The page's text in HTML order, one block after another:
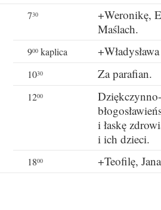
730
+Weronikę,
Maślach.
900 kaplica
1030 Za parafian.
1200
i łaskę
i ich dzieci.
1800 +Teofilę,